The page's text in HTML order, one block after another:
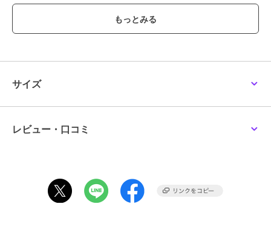
動し、キッズでも簡単に履けるデザイン。伸縮性のあるストラップで
足の甲とかかとをサポートし、ぴったりとした快適なフィット感を実
現します。
揮し、常に自然な履き心地を提供。多方向へのトラクションが、かか
とを包み込む丈夫なフォームと連動。方向転換の際に優れたグリップ
優れた耐久性と快適なサポート
サイズ
レビュー・口コミ